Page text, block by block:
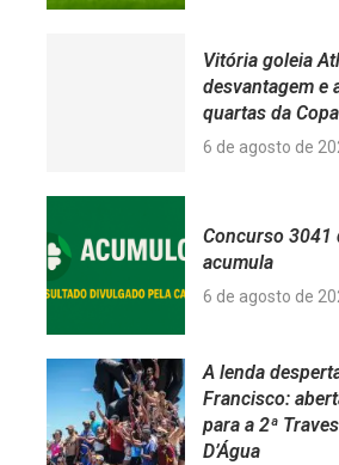
Vitória goleia
desvantagem e
quartas da
6 de agosto de
Concurso 3041
acumula
6 de agosto de
A lenda
Francisco:
para a 2ª
D’Água